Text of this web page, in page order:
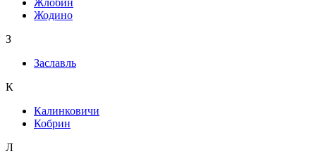
Жлобин
Жодино
З
Заславль
К
Калинковичи
Кобрин
Л